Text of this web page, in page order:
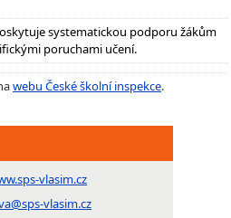
systematickou podporu žákům
poruchami učení.
webu České školní inspekce.
vlasim.cz
vlasim.cz